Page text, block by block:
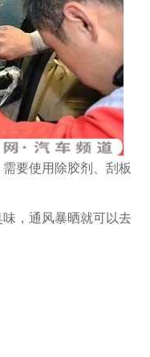
要使用除胶剂、刮板
，通风暴晒就可以去